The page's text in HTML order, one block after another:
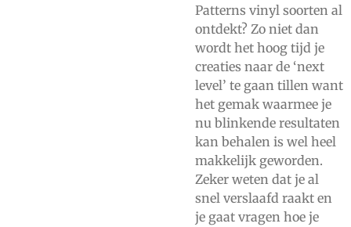
Patterns vinyl soorten al
ontdekt? Zo niet dan
wordt het hoog tijd je
creaties naar de ‘next
level’ te gaan tillen want
het gemak waarmee je
nu blinkende resultaten
kan behalen is wel heel
makkelijk geworden.
Zeker weten dat je al
snel verslaafd raakt en
je gaat vragen hoe je